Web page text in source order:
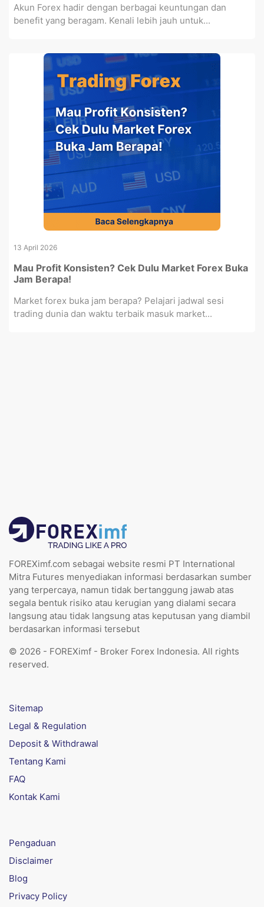
Akun Forex hadir dengan berbagai keuntungan dan
benefit yang beragam. Kenali lebih jauh untuk...
13 April 2026
Mau Profit Konsisten? Cek Dulu Market Forex Buka
Jam Berapa!
Market forex buka jam berapa? Pelajari jadwal sesi
trading dunia dan waktu terbaik masuk market...
FOREXimf.com sebagai website resmi PT International
Mitra Futures menyediakan informasi berdasarkan sumber
yang terpercaya, namun tidak bertanggung jawab atas
segala bentuk risiko atau kerugian yang dialami secara
langsung atau tidak langsung atas keputusan yang diambil
berdasarkan informasi tersebut
© 2026 - FOREXimf - Broker Forex Indonesia. All rights
reserved.
Sitemap
Legal & Regulation
Deposit & Withdrawal
Tentang Kami
FAQ
Kontak Kami
Pengaduan
Disclaimer
Blog
Privacy Policy